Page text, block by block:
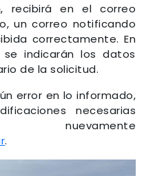
recibirá en el correo
un correo notificando
correctamente. En
indicarán los datos
de la solicitud.
error en lo informado,
necesarias
.